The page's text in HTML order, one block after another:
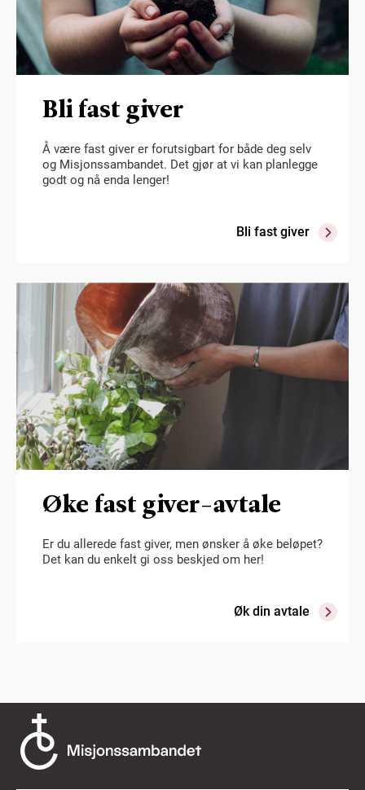
Bli fast giver
Å være fast giver er forutsigbart for både deg selv
og Misjonssambandet. Det gjør at vi kan planlegge
godt og nå enda lenger!
Bli fast giver
Øke fast giver-avtale
Er du allerede fast giver, men ønsker å øke beløpet?
Det kan du enkelt gi oss beskjed om her!
Øk din avtale